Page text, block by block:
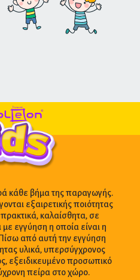
κάθε βήμα της παραγωγής.
εξαιρετικής ποιότητας
καλαίσθητα, σε
με εγγύηση η οποία είναι η
από αυτή την εγγύηση
υλικά, υπερσύγχρονος
εξειδικευμένο προσωπικό
πείρα στο χώρο.